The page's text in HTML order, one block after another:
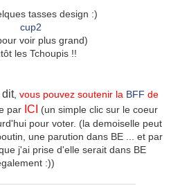
tasses design :)
voir plus grand)
les Tchoupis !!
dit, vous pouvez soutenir la BFF de
par ICI
(un simple clic sur le coeur
pour voter. (la demoiselle peut
une parution dans BE ... et par
j'ai prise d'elle serait dans BE
:))